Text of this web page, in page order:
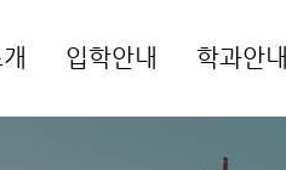
입학안내 학과안내